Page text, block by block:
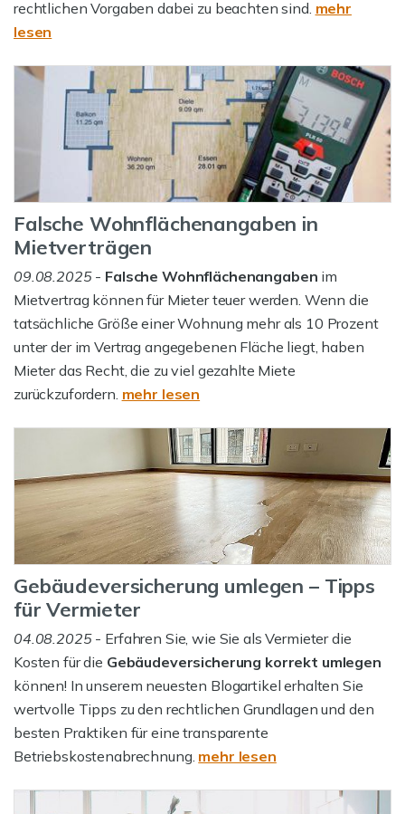
rechtlichen Vorgaben dabei zu beachten sind. mehr
lesen
Falsche Wohnflächenangaben in
Mietverträgen
09.08.2025- Falsche Wohnflächenangaben im
Mietvertrag können für Mieter teuer werden. Wenn die
tatsächliche Größe einer Wohnung mehr als 10 Prozent
unter der im Vertrag angegebenen Fläche liegt, haben
Mieter das Recht, die zu viel gezahlte Miete
zurückzufordern. mehr lesen
Gebäudeversicherung umlegen – Tipps
für Vermieter
04.08.2025- Erfahren Sie, wie Sie als Vermieter die
Kosten für die Gebäudeversicherung korrekt umlegen
können! In unserem neuesten Blogartikel erhalten Sie
wertvolle Tipps zu den rechtlichen Grundlagen und den
besten Praktiken für eine transparente
Betriebskostenabrechnung. mehr lesen